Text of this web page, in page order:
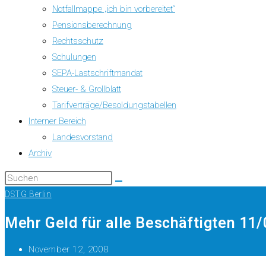
Notfallmappe „ich bin vorbereitet“
Pensionsberechnung
Rechtsschutz
Schulungen
SEPA-Lastschriftmandat
Steuer- & Grollblatt
Tarifverträge/Besoldungstabellen
Interner Bereich
Landesvorstand
Archiv
DSTG Berlin
Mehr Geld für alle Beschäftigten 11/
November 12, 2008